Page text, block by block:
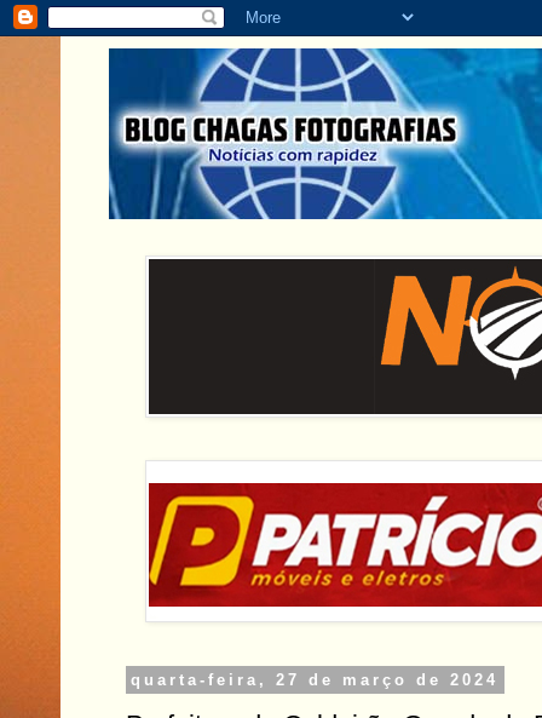
quarta-feira, 27 de março de 2024